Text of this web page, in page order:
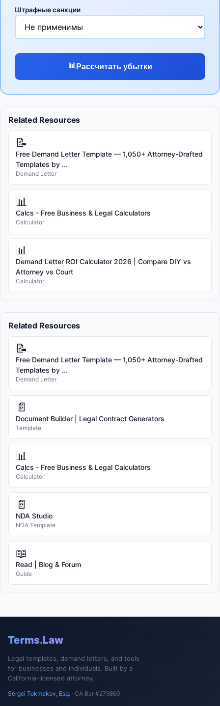
Штрафные санкции
📊Рассчитать убытки
Related Resources
📝
Free Demand Letter Template — 1,050+ Attorney-Drafted
Templates by ...
Demand Letter
📊
Calcs - Free Business & Legal Calculators
Calculator
📊
Demand Letter ROI Calculator 2026 | Compare DIY vs
Attorney vs Court
Calculator
Related Resources
📝
Free Demand Letter Template — 1,050+ Attorney-Drafted
Templates by ...
Demand Letter
📄
Document Builder | Legal Contract Generators
Template
📊
Calcs - Free Business & Legal Calculators
Calculator
📄
NDA Studio
NDA Template
📖
Read | Blog & Forum
Guide
Terms.Law
Legal templates, demand letters, and tools
for businesses and individuals. Built by a
California-licensed attorney.
Sergei Tokmakov, Esq. · CA Bar #279869